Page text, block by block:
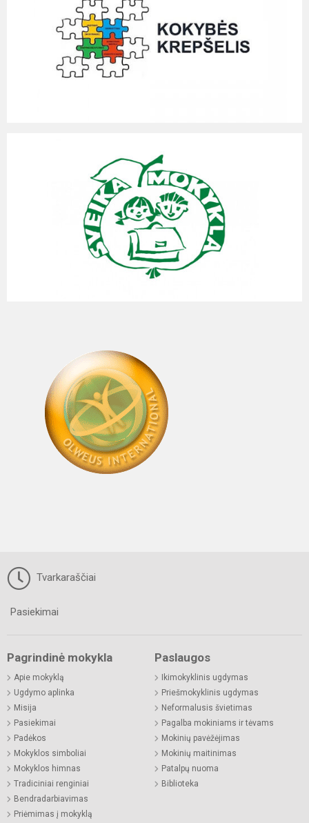
Tvarkaraščiai
Pasiekimai
Pagrindinė mokykla
Apie mokyklą
Ugdymo aplinka
Misija
Pasiekimai
Padėkos
Mokyklos simboliai
Mokyklos himnas
Tradiciniai renginiai
Bendradarbiavimas
Priėmimas į mokyklą
Paslaugos
Ikimokyklinis ugdymas
Priešmokyklinis ugdymas
Neformalusis švietimas
Pagalba mokiniams ir tėvams
Mokinių pavėžėjimas
Mokinių maitinimas
Patalpų nuoma
Biblioteka